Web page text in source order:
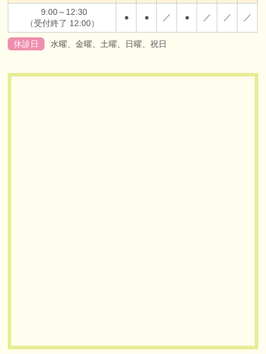
9:00～12:30
（受付終了 12:00）
● ● ／ ● ／ ／ ／
休診日 水曜、金曜、土曜、日曜、祝日